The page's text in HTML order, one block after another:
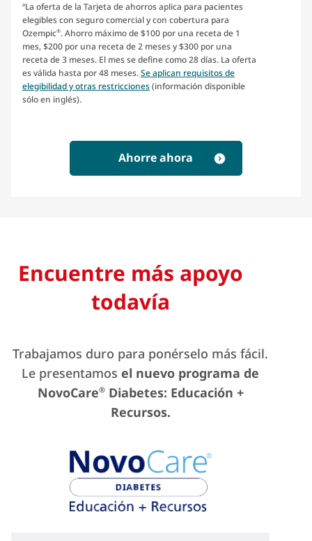
aLa oferta de la Tarjeta de ahorros aplica para pacientes
elegibles con seguro comercial y con cobertura para
Ozempic®. Ahorro máximo de $100 por una receta de 1
mes, $200 por una receta de 2 meses y $300 por una
receta de 3 meses. El mes se define como 28 días. La oferta
es válida hasta por 48 meses.Se aplican requisitos de
elegibilidad y otras restricciones(información disponible
sólo en inglés).
Ahorre ahora
Encuentre más apoyo
todavía
Trabajamos duro para ponérselo más fácil.
Le presentamos el nuevo programa de
NovoCare®Diabetes: Educación +
Recursos.